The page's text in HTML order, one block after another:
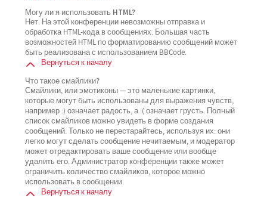
Могу ли я использовать HTML?
Нет. На этой конференции невозможны отправка и
обработка HTML-кода в сообщениях. Большая часть
возможностей HTML по форматированию сообщений может
быть реализована с использованием BBCode.
Вернуться к началу
Что такое смайлики?
Смайлики, или эмотиконы — это маленькие картинки,
которые могут быть использованы для выражения чувств,
например :) означает радость, а :( означает грусть. Полный
список смайликов можно увидеть в форме создания
сообщений. Только не перестарайтесь, используя их: они
легко могут сделать сообщение нечитаемым, и модератор
может отредактировать ваше сообщение или вообще
удалить его. Администратор конференции также может
ограничить количество смайликов, которое можно
использовать в сообщении.
Вернуться к началу